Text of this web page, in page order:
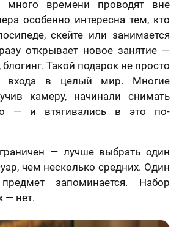
много времени проводят вне
особенно интересна тем, кто
скейте или занимается
открывает новое занятие —
Такой подарок не просто
входа в целый мир. Многие
камеру, начинали снимать
— и втягивались в это по-
— лучше выбрать один
чем несколько средних. Один
запоминается. Набор
— нет.